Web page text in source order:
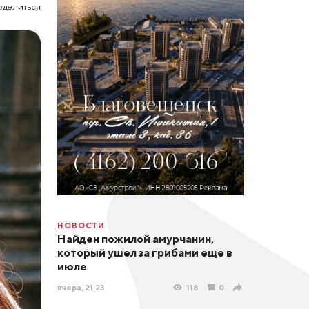
НОВОСТИ
Найден пожилой амурчанин,
который ушел за грибами еще в
июле
вчера, 21:23 118 0